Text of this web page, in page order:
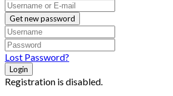
Get new password
Lost Password?
Login
Registration is disabled.